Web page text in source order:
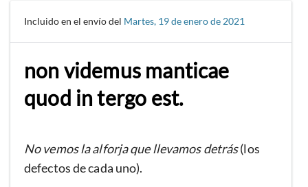
Incluido en el envío del Martes, 19 de enero de 2021
non videmus manticae
quod in tergo est.
No vemos la alforja que llevamos detrás(los
defectos de cada uno).